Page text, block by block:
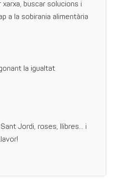
buscar solucions i
a la sobirania alimentària
la igualtat
Jordi, roses, llibres… i